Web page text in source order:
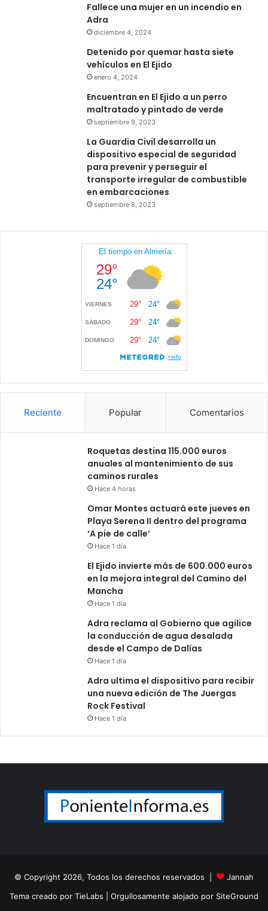
Fallece una mujer en un incendio en
Adra
diciembre 4, 2024
Detenido por quemar hasta siete
vehículos en El Ejido
enero 4, 2024
Encuentran en El Ejido a un perro
maltratado y pintado de verde
septiembre 9, 2023
La Guardia Civil desarrolla un
dispositivo especial de seguridad
para prevenir y perseguir el
transporte irregular de combustible
en embarcaciones
septiembre 8, 2023
Reciente Popular Comentarios
Roquetas destina 115.000 euros
anuales al mantenimiento de sus
caminos rurales
Hace 4 horas
Omar Montes actuará este jueves en
Playa Serena II dentro del programa
‘A pie de calle’
Hace 1 día
El Ejido invierte más de 600.000 euros
en la mejora integral del Camino del
Mancha
Hace 1 día
Adra reclama al Gobierno que agilice
la conducción de agua desalada
desde el Campo de Dalías
Hace 1 día
Adra ultima el dispositivo para recibir
una nueva edición de The Juergas
Rock Festival
Hace 1 día
© Copyright 2026, Todos los derechos reservados |
Jannah
Tema creado por TieLabs | Orgullosamente alojado por SiteGround